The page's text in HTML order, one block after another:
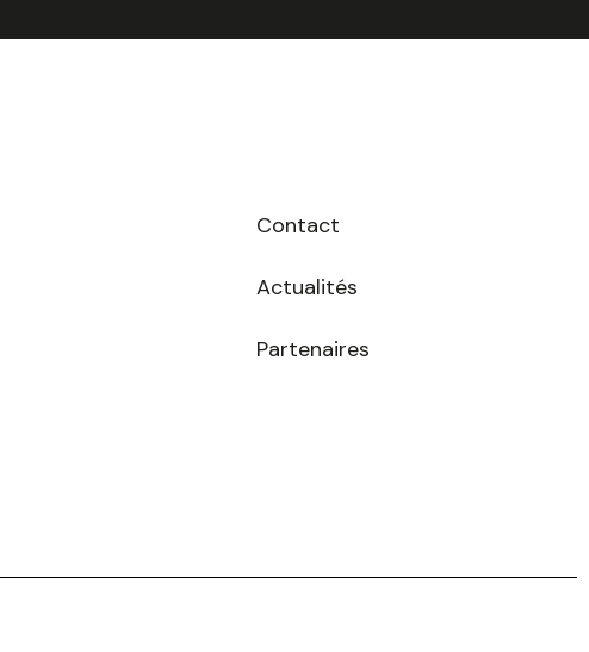
Contact
Actualités
Partenaires